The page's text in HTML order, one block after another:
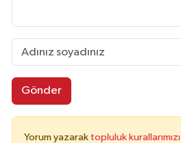
Gönder
Yorum yazarak topluluk kurallarımızı